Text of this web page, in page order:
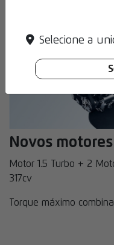
Novos motores
Motor 1.5 Turbo + 2
317cv
Torque máximo
Selecione a